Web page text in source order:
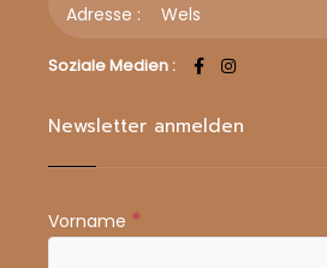
Adresse :
Wels
Soziale Medien :
Newsletter anmelden
Vorname *